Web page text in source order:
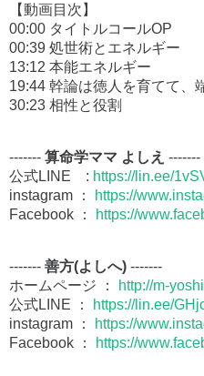
【動画目次】
00:00 タイトルコールOP
00:39 処世術とエネルギー
13:12 本能エネルギー
19:44 幹論は徳人を育てて、
30:23 相性と役割
------- 算命学ママ よしえ -------
公式LINE : https://lin.ee/
instagram ：
https://
Facebook ：
https://
------- 善方(よしへ) -------
ホームページ ：
http://m-
公式LINE ：
https://lin.ee/
instagram ：
https://
Facebook ：
https://